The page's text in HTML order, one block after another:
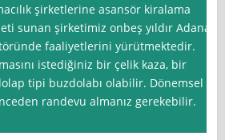
şirketlerine asansör kiralama
sunan şirketimiz onbeş yıldır Adana
faaliyetlerini yürütmektedir.
istediğiniz bir çelik kaza, bir
tipi buzdolabı olabilir. Dönemsel
randevu almanız gerekebilir.